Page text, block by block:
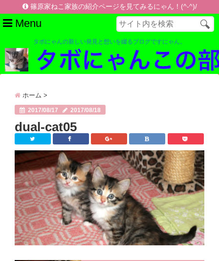
篠原家ねこ家族の紹介ページを見てみるにゃん！(^-^)/
Menu
🏠ホーム【準備中】
千島学説
【善】光と【悪】魔 ー 医師スターまとめー
【悪】元医師会会長 武見太郎
タカシくんの健康改善方法
万病の元は糖質過食
お薦め本
封印された科学
新エネルギー革命の本まとめサイト
タボにゃんの新しい発見と想いを綴るブログですにゃん。
ホーム >
2017/08/17 2017/08/18
dual-cat05